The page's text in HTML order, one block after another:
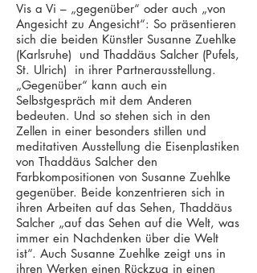
Vis a Vi – „gegenüber“ oder auch „von
Angesicht zu Angesicht“: So präsentieren
sich die beiden Künstler Susanne Zuehlke
(Karlsruhe) und Thaddäus Salcher (Pufels,
St. Ulrich) in ihrer Partnerausstellung.
„Gegenüber“ kann auch ein
Selbstgespräch mit dem Anderen
bedeuten. Und so stehen sich in den
Zellen in einer besonders stillen und
meditativen Ausstellung die Eisenplastiken
von Thaddäus Salcher den
Farbkompositionen von Susanne Zuehlke
gegenüber. Beide konzentrieren sich in
ihren Arbeiten auf das Sehen, Thaddäus
Salcher „auf das Sehen auf die Welt, was
immer ein Nachdenken über die Welt
ist“. Auch Susanne Zuehlke zeigt uns in
ihren Werken einen Rückzug in einen